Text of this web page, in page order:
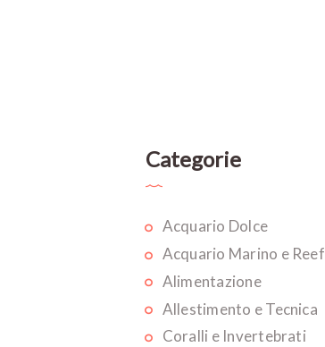
Categorie
Acquario Dolce
Acquario Marino e Reef
Alimentazione
Allestimento e Tecnica
Coralli e Invertebrati